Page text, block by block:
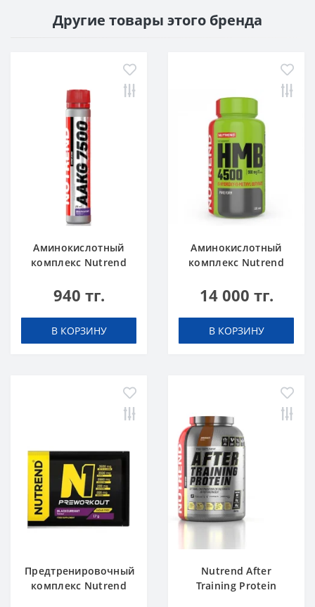
Другие товары этого бренда
Аминокислотный
комплекс Nutrend
blackcurrant 25 ml
940 тг.
В КОРЗИНУ
Аминокислотный
комплекс Nutrend
14 000 тг.
В КОРЗИНУ
Предтренировочный
комплекс Nutrend
Nutrend After
Training Protein